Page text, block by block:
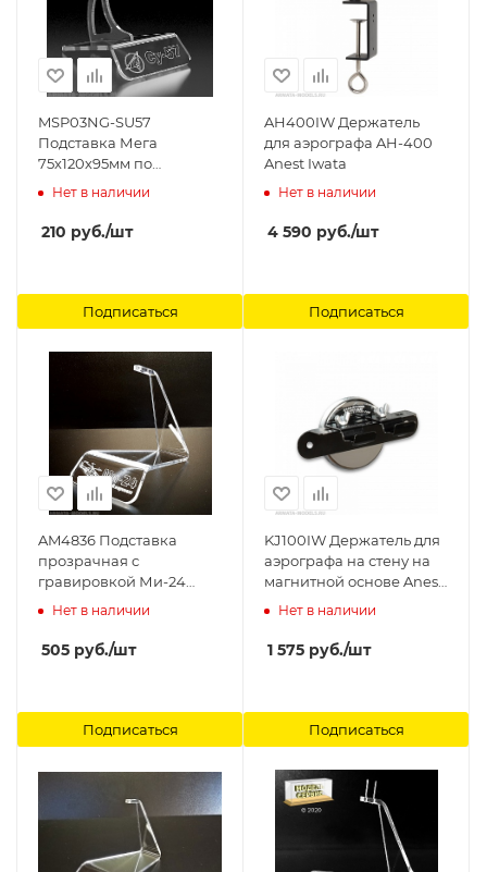
MSP03NG-SU57
Подставка Мега
75х120х95мм по
предзаказу c
Сервис
Нет в наличии
210 руб./шт
Подписаться
AH400IW Держатель
для аэрографа AH-400
Anest Iwata
Нет в наличии
4 590 руб./шт
Подписаться
AM4836 Подставка
прозрачная с
гравировкой Ми-24
Arma Models
Нет в наличии
505 руб./шт
Подписаться
KJ100IW Держатель для
аэрографа на стену на
магнитной основе Anest
Iwata
Нет в наличии
1 575 руб./шт
Подписаться